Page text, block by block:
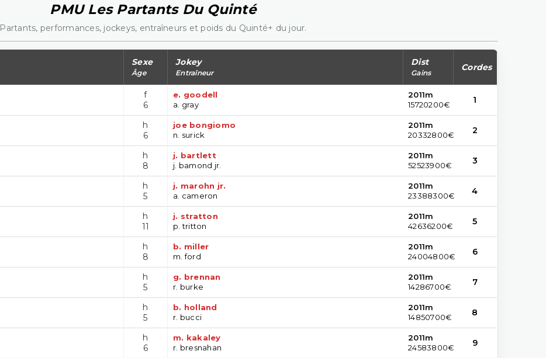
PMU Les Partants Du Quinté
Partants, performances, jockeys, entraîneurs et poids du Quinté+ du jour.
Sexe
Âge
Jokey
Entraîneur
Dist
Gains
Cordes
f
6
e. goodell
a. gray
2011m
15720200€
1
h
6
joe bongiomo
n. surick
2011m
20332800€
2
h
8
j. bartlett
j. bamond jr.
2011m
52523900€
3
h
5
j. marohn jr.
a. cameron
2011m
23388300€
4
h
11
j. stratton
p. tritton
2011m
42636200€
5
h
8
b. miller
m. ford
2011m
24004800€
6
h
5
g. brennan
r. burke
2011m
14286700€
7
h
5
b. holland
r. bucci
2011m
14850700€
8
h
6
m. kakaley
r. bresnahan
2011m
24583800€
9